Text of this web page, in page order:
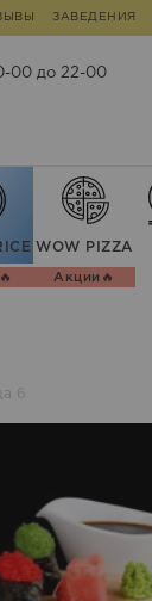
ЗАВЕДЕНИЯ
00 до 22-00
WOW PIZZA
Акции🔥
6